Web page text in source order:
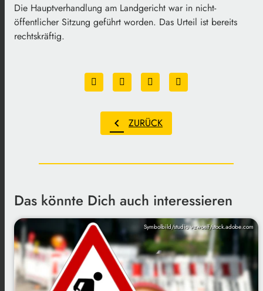
Die Hauptverhandlung am Landgericht war in nicht-
öffentlicher Sitzung geführt worden. Das Urteil ist bereits
rechtskräftig.
chevron_left ZURÜCK
Das könnte Dich auch interessieren
Symbolbild/studio v-zwoelf/stock.adobe.com